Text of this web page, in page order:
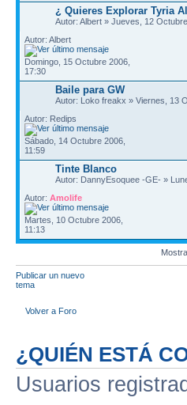
¿ Quieres Explorar Tyria
Autor: Albert » Jueves, 12
Autor: Albert
Domingo, 15 Octubre 2006,
17:30
Baile para GW
Autor: Loko freakx » Viernes, 13
Autor: Redips
Sábado, 14 Octubre 2006,
11:59
Tinte Blanco
Autor: DannyEsoquee -GE- »
Autor: Amolife
Martes, 10 Octubre 2006,
11:13
Publicar un nuevo
tema
Volver a Foro
¿QUIÉN ESTÁ
Usuarios